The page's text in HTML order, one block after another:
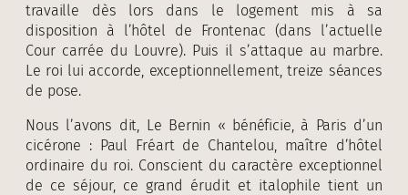
travaille dès lors dans le logement mis à sa
disposition à l’hôtel de Frontenac (dans l’actuelle
Cour carrée du Louvre). Puis il s’attaque au marbre.
Le roi lui accorde, exceptionnellement, treize séances
de pose.
Nous l’avons dit, Le Bernin « bénéficie, à Paris d’un
cicérone : Paul Fréart de Chantelou, maître d’hôtel
ordinaire du roi. Conscient du caractère exceptionnel
de ce séjour, ce grand érudit et italophile tient un